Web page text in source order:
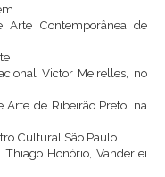
Contemporânea de
Victor Meirelles, no
de Ribeirão Preto, na
Cultural São Paulo
Honório, Vanderlei